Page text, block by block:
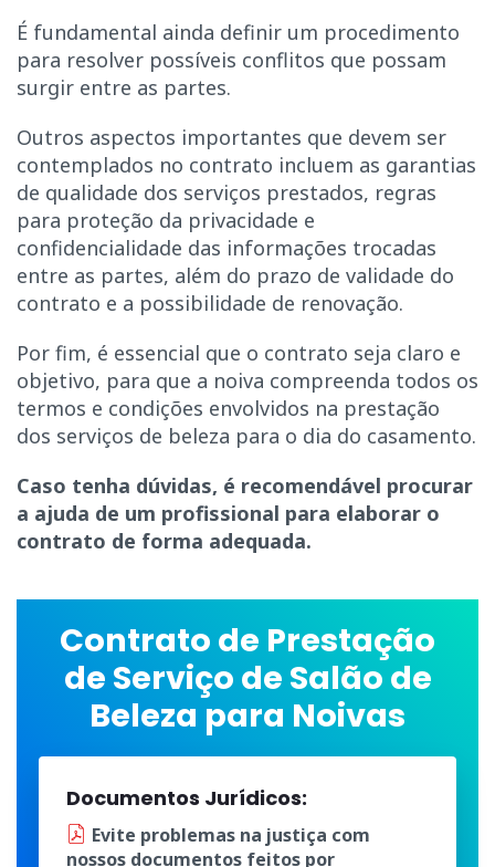
É fundamental ainda definir um procedimento
para resolver possíveis conflitos que possam
surgir entre as partes.
Outros aspectos importantes que devem ser
contemplados no contrato incluem as garantias
de qualidade dos serviços prestados, regras
para proteção da privacidade e
confidencialidade das informações trocadas
entre as partes, além do prazo de validade do
contrato e a possibilidade de renovação.
Por fim, é essencial que o contrato seja claro e
objetivo, para que a noiva compreenda todos os
termos e condições envolvidos na prestação
dos serviços de beleza para o dia do casamento.
Caso tenha dúvidas, é recomendável procurar
a ajuda de um profissional para elaborar o
contrato de forma adequada.
Contrato de Prestação
de Serviço de Salão de
Beleza para Noivas
Documentos Jurídicos:
Evite problemas na justiça com
nossos documentos feitos por